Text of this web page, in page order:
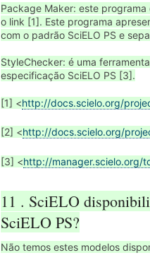
Package Maker: este
o link [1]. Este programa
com o padrão SciELO PS e
StyleChecker: é uma
especificação SciELO PS [3].
[1] <http://docs.scielo.org/
[2] <http://docs.scielo.org/
[3] <http://manager.scielo.org/
11 . SciELO
SciELO PS?
Não temos estes modelos